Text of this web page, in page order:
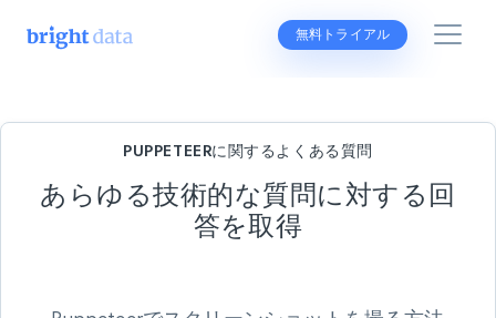
無料トライアル
PUPPETEERに関するよくある質問
あらゆる技術的な質問に対する回
答を取得